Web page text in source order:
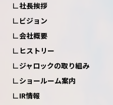
社長挨拶
ビジョン
会社概要
ヒストリー
ジャロックの取り組み
ショールーム案内
IR情報